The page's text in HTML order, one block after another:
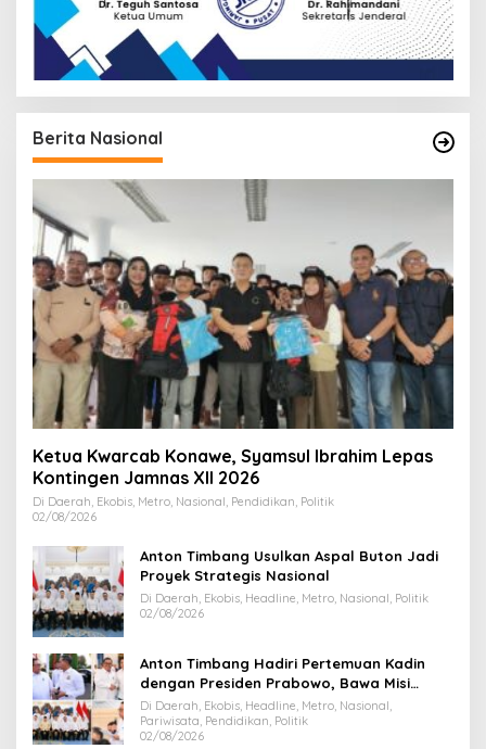
Berita Nasional
Ketua Kwarcab Konawe, Syamsul Ibrahim Lepas
Kontingen Jamnas XII 2026
Di Daerah, Ekobis, Metro, Nasional, Pendidikan, Politik
02/08/2026
Anton Timbang Usulkan Aspal Buton Jadi
Proyek Strategis Nasional
Di Daerah, Ekobis, Headline, Metro, Nasional, Politik
02/08/2026
Anton Timbang Hadiri Pertemuan Kadin
dengan Presiden Prabowo, Bawa Misi
Majukan Ekonomi Sultra
Di Daerah, Ekobis, Headline, Metro, Nasional,
Pariwisata, Pendidikan, Politik
02/08/2026